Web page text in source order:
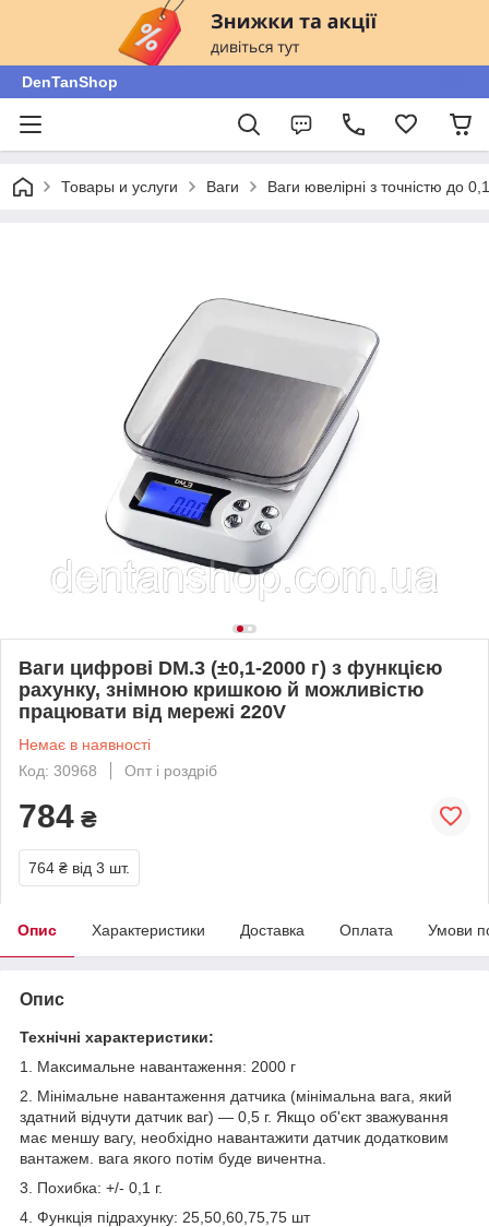
DenTanShop
Товары и услуги Ваги Ваги ювелірні з точністю до
Ваги цифрові DM.3 (±0,1-2000 г) з функцією
рахунку, знімною кришкою й можливістю
працювати від мережі 220V
Немає в наявності
Код: 30968
Опт і роздріб
784 ₴
764 ₴ від 3 шт.
Опис Характеристики Доставка Оплата Умови
Опис
Технічні характеристики:
1. Максимальне навантаження: 2000 г
2. Мінімальне навантаження датчика (мінімальна вага, який
здатний відчути датчик ваг) — 0,5 г. Якщо об'єкт зважування
має меншу вагу, необхідно навантажити датчик додатковим
вантажем. вага якого потім буде вичентна.
3. Похибка: +/- 0,1 г.
4. Функція підрахунку: 25,50,60,75,75 шт